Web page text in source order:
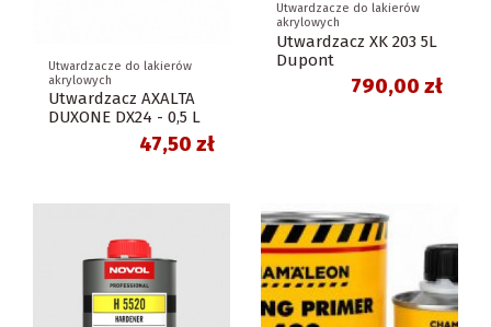
Utwardzacze do lakierów
akrylowych
Utwardzacz AXALTA
DUXONE DX24 - 0,5 L
47,50 zł
Utwardzacze do lakierów
akrylowych
Utwardzacz XK 203 5L
Dupont
790,00 zł